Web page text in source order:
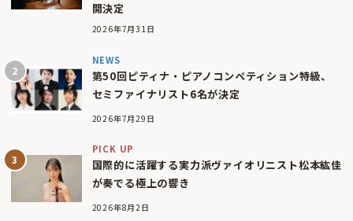
開決定
2026年7月31日
NEWS
第50回ピティナ・ピアノコンペティション特級、
セミファイナリスト6名が決定
2026年7月29日
PICK UP
国際的に活躍する実力派ヴァイオリニスト松本紘佳
が奏でる極上の響き
2026年8月2日